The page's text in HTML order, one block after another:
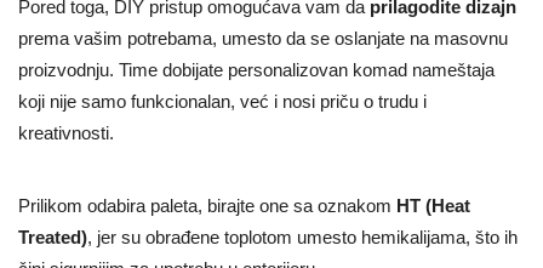
Pored toga, DIY pristup omogućava vam da prilagodite dizajn
prema vašim potrebama, umesto da se oslanjate na masovnu
proizvodnju. Time dobijate personalizovan komad nameštaja
koji nije samo funkcionalan, već i nosi priču o trudu i
kreativnosti.
Prilikom odabira paleta, birajte one sa oznakom HT (Heat
Treated), jer su obrađene toplotom umesto hemikalijama, što ih